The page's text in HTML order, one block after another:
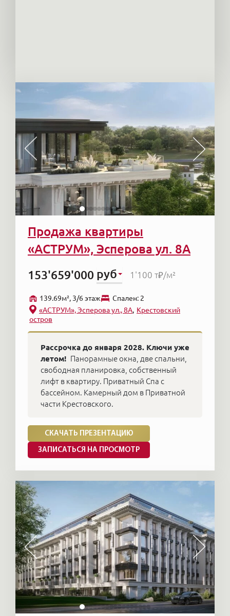
Продажа квартиры
«АСТРУМ», Эсперова ул. 8А
153'659'000 руб 1'100 т₽/м²
139.69м², 3/6 этаж
Cпален: 2
«АСТРУМ», Эсперова ул., 8А Крестовский
остров
Рассрочка до января 2028. Ключи уже
летом! Панорамные окна, две спальни,
свободная планировка, собственный
лифт в квартиру. Приватный Спа с
бассейном. Камерный дом в Приватной
части Крестовского.
СКАЧАТЬ ПРЕЗЕНТАЦИЮ
ЗАПИСАТЬСЯ НА ПРОСМОТР